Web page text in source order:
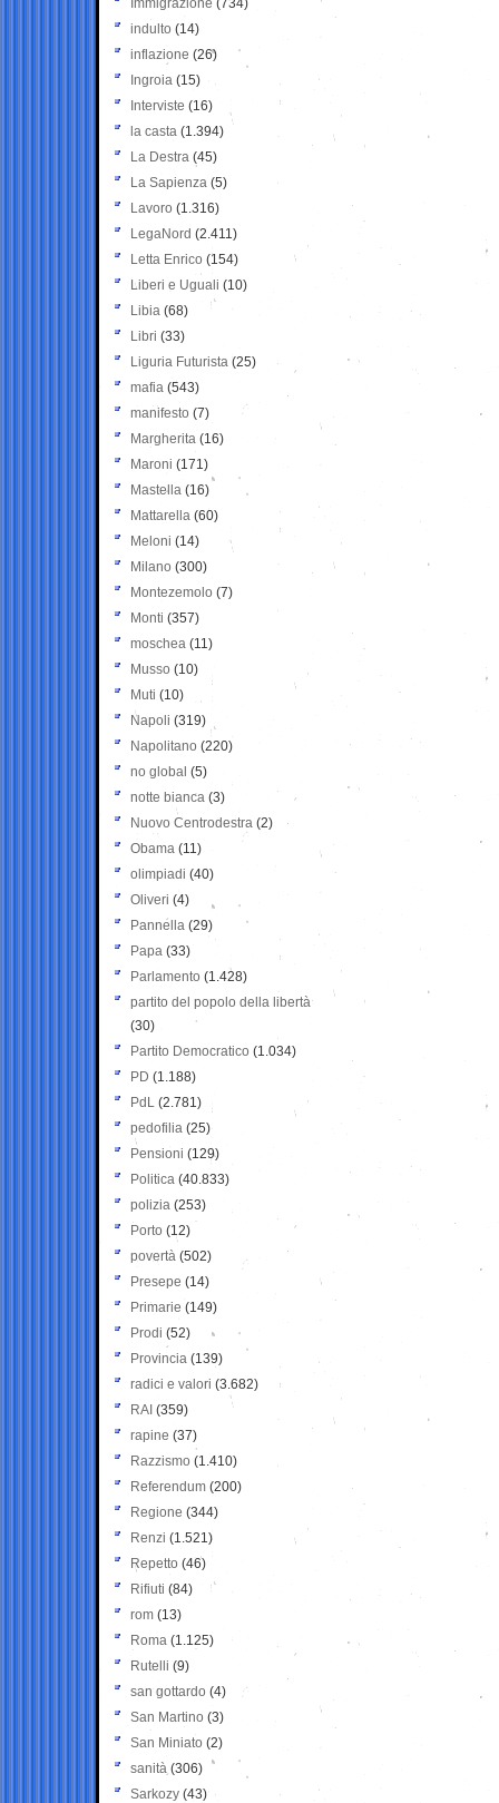
Immigrazione (734)
indulto (14)
inflazione (26)
Ingroia (15)
Interviste (16)
la casta (1.394)
La Destra (45)
La Sapienza (5)
Lavoro (1.316)
LegaNord (2.411)
Letta Enrico (154)
Liberi e Uguali (10)
Libia (68)
Libri (33)
Liguria Futurista (25)
mafia (543)
manifesto (7)
Margherita (16)
Maroni (171)
Mastella (16)
Mattarella (60)
Meloni (14)
Milano (300)
Montezemolo (7)
Monti (357)
moschea (11)
Musso (10)
Muti (10)
Napoli (319)
Napolitano (220)
no global (5)
notte bianca (3)
Nuovo Centrodestra (2)
Obama (11)
olimpiadi (40)
Oliveri (4)
Pannella (29)
Papa (33)
Parlamento (1.428)
partito del popolo della libertà
(30)
Partito Democratico (1.034)
PD (1.188)
PdL (2.781)
pedofilia (25)
Pensioni (129)
Politica (40.833)
polizia (253)
Porto (12)
povertà (502)
Presepe (14)
Primarie (149)
Prodi (52)
Provincia (139)
radici e valori (3.682)
RAI (359)
rapine (37)
Razzismo (1.410)
Referendum (200)
Regione (344)
Renzi (1.521)
Repetto (46)
Rifiuti (84)
rom (13)
Roma (1.125)
Rutelli (9)
san gottardo (4)
San Martino (3)
San Miniato (2)
sanità (306)
Sarkozy (43)